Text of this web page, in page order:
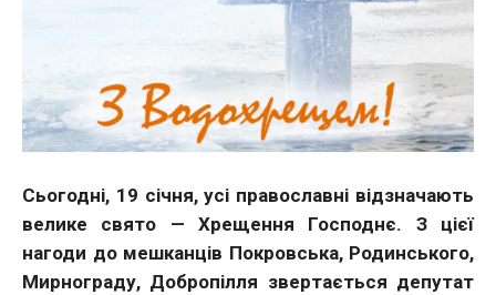
Сьогодні, 19 січня, усі православні відзначають
велике свято — Хрещення Господнє. З цієї
нагоди до мешканців Покровська, Родинського,
Мирнограду, Добропілля звертається депутат